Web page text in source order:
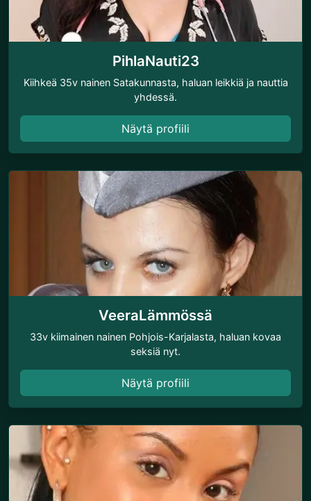
PihlaNauti23
Kiihkeä 35v nainen Satakunnasta, haluan leikkiä ja nauttia
yhdessä.
Näytä profiili
VeeraLämmössä
33v kiimainen nainen Pohjois-Karjalasta, haluan kovaa
seksiä nyt.
Näytä profiili